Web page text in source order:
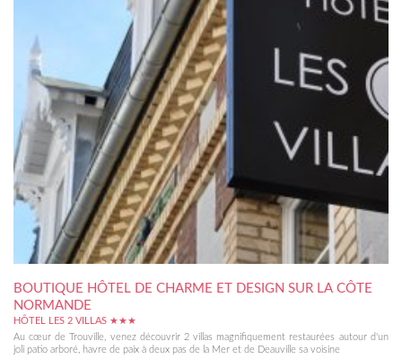
BOUTIQUE HÔTEL DE CHARME ET DESIGN SUR LA CÔTE
NORMANDE
HÔTEL LES 2 VILLAS ★★★
Au cœur de Trouville, venez découvrir 2 villas magnifiquement restaurées autour d'un
joli patio arboré, havre de paix à deux pas de la Mer et de Deauville sa voisine